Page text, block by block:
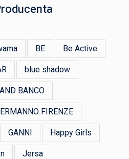
BE Be Active
blue shadow
BANCO
ERMANNO FIRENZE
GANNI Happy Girls
Jersa